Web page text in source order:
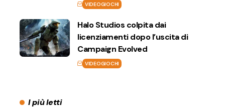
VIDEOGIOCHI
Halo Studios colpita dai
licenziamenti dopo l’uscita di
Campaign Evolved
VIDEOGIOCHI
I più letti